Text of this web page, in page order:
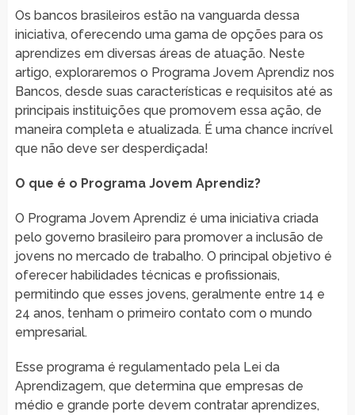
Os bancos brasileiros estão na vanguarda dessa
iniciativa, oferecendo uma gama de opções para os
aprendizes em diversas áreas de atuação. Neste
artigo, exploraremos o Programa Jovem Aprendiz nos
Bancos, desde suas características e requisitos até as
principais instituições que promovem essa ação, de
maneira completa e atualizada. É uma chance incrível
que não deve ser desperdiçada!
O que é o Programa Jovem Aprendiz?
O Programa Jovem Aprendiz é uma iniciativa criada
pelo governo brasileiro para promover a inclusão de
jovens no mercado de trabalho. O principal objetivo é
oferecer habilidades técnicas e profissionais,
permitindo que esses jovens, geralmente entre 14 e
24 anos, tenham o primeiro contato com o mundo
empresarial.
Esse programa é regulamentado pela Lei da
Aprendizagem, que determina que empresas de
médio e grande porte devem contratar aprendizes,